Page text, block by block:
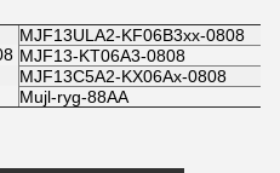
MJF13ULA2-KF06B3xx-0808
MJF13-KT06A3-0808
MJF13C5A2-KX06Ax-0808
Mujl-ryg-88AA